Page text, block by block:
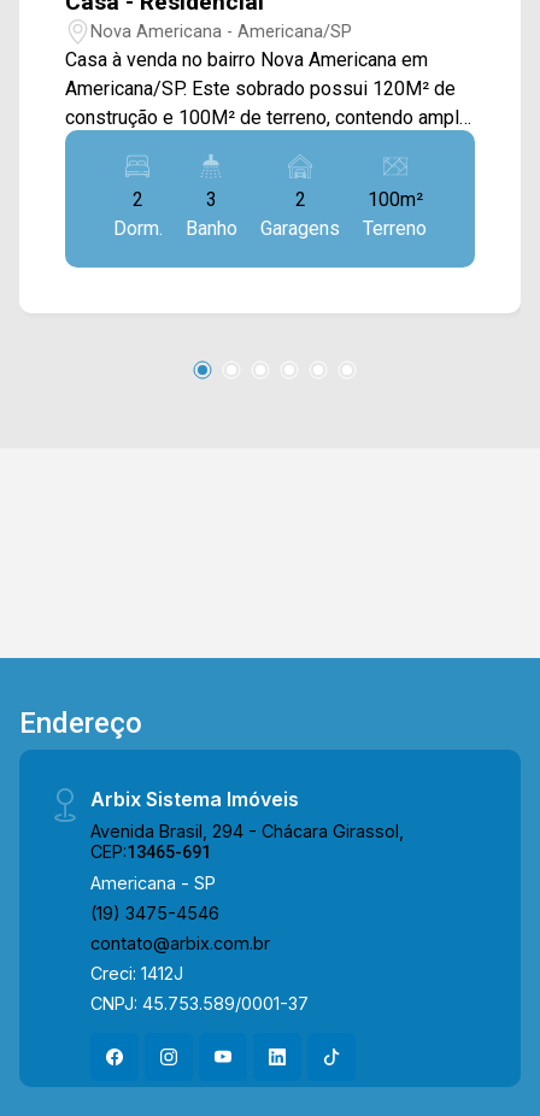
Nova Americana - Americana/SP
Casa à venda no bairro Nova Americana em
Americana/SP. Este sobrado possui 120M² de
construção e 100M² de terreno, contendo ampla
sala de estar e de jantar integradas, cozinha
com planejados, espaço gourmet com
churrasqueira, quintal e área de serviço coberta.
> 02 suítes, sendo 01 com sacada; > 03
banheiros, sendo 01 lavabo; > 02 vagas de
II, Av. Abdo Najar, Av. Bandeirantes e fácil
conta com Kintal Lanches, Estádio Municipal,
2
Dorm.
3
Banho
2
Garagens
100m²
Terreno
Endereço
Arbix Sistema Imóveis
Avenida Brasil, 294 - Chácara Girassol,
CEP:13465-691
Americana - SP
(19) 3475-4546
contato@arbix.com.br
Creci: 1412J
CNPJ: 45.753.589/0001-37